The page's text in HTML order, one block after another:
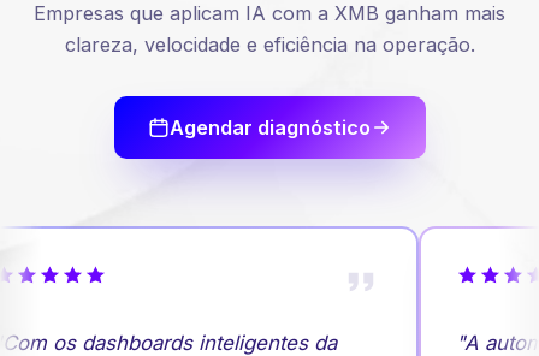
Empresas que aplicam IA com a XMB ganham mais
clareza, velocidade e eficiência na operação.
Agendar diagnóstico
os dashboards inteligentes da
"A